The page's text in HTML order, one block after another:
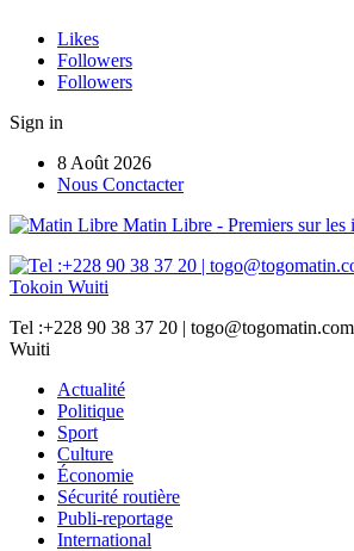
Likes
Followers
Followers
Sign in
8 Août 2026
Nous Conctacter
Matin Libre - Premiers sur
Tel :+228 90 38 37 20 |
Wuiti
Actualité
Politique
Sport
Culture
Économie
Sécurité routière
Publi-reportage
International